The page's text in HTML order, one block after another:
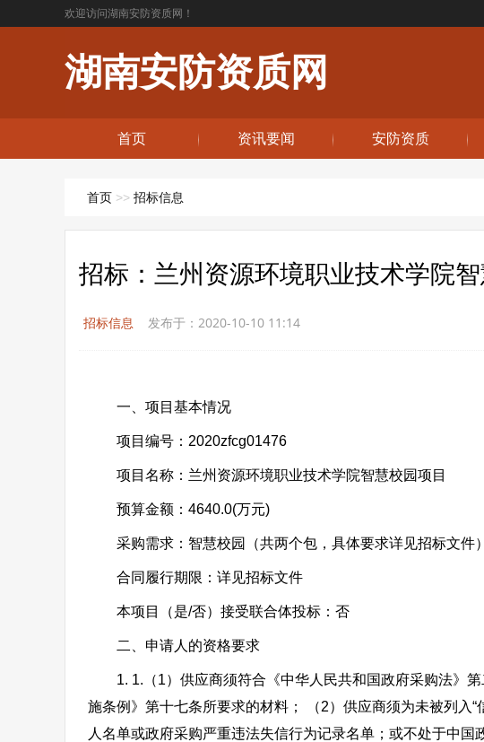
欢迎访问湖南安防资质网！
湖南安防资质网
首页 资讯要闻 安防资质
首页 >> 招标信息
招标：兰州资源环境职业技术学院智
招标信息 发布于：2020-10-10 11:14
一、项目基本情况
项目编号：2020zfcg01476
项目名称：兰州资源环境职业技术学院智慧校园项目
预算金额：4640.0(万元)
采购需求：智慧校园（共两个包，具体要求详见招标文件）
合同履行期限：详见招标文件
本项目（是/否）接受联合体投标：否
二、申请人的资格要求
1. 1.（1）供应商须符合《中华人民共和国政府采购法》第
施条例》第十七条所要求的材料； （2）供应商须为未被列入
人名单或政府采购严重违法失信行为记录名单；或不处于中